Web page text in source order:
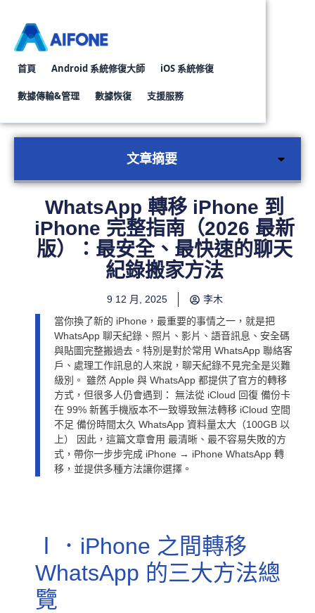
首頁 Android 系統修復大師 iOS 系統修復
數據傳輸&管理 數據恢復 支援服務
Whatsapp轉移對話工具Android資料復原工具iPhone資料復
文章摘要
WhatsApp 轉移 iPhone 到
iPhone 完整指南（2026 最新
版）：最安全、最快速的聊天
紀錄搬家方法
9 12 月, 2025
李木
當你換了新的 iPhone，最重要的事情之一，就是把
WhatsApp 聊天紀錄、照片、影片、語音訊息、安全碼
與貼圖完整搬過去。特別是對於常用 WhatsApp 聯絡客
戶、處理工作訊息的人來說，聊天紀錄不見完全是災難
級別。 雖然 Apple 與 WhatsApp 都提供了官方的轉移
方式，但很多人仍會遇到： 無法從 iCloud 回復 備份卡
在 99% 新舊手機版本不一致導致無法轉移 iCloud 空間
不足 備份時間太久 WhatsApp 資料量太大（100GB 以
上） 因此，這篇文章會用 最清晰、最不容易失敗的方
式，帶你一步步完成 iPhone → iPhone WhatsApp 轉
移，並提供多種方法讓你選擇。
Ⅰ．iPhone 之間轉移
WhatsApp 的三大方法總
覽